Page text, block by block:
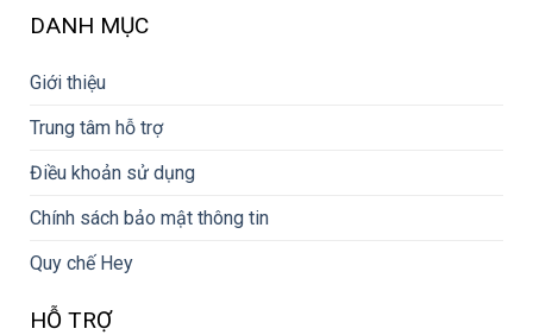
DANH MỤC
Giới thiệu
Trung tâm hỗ trợ
Điều khoản sử dụng
Chính sách bảo mật thông tin
Quy chế Hey
HỖ TRỢ